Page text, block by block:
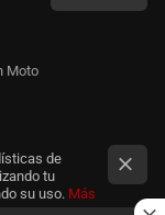
Moto
de
tu
su uso. Más